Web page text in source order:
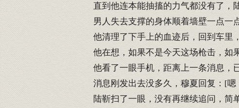
直到他连本能抽搐的力气都没有了，
男人失去支撑的身体顺着墙壁一点一
他清理了下手上的血迹后，回到车里
他在想，如果不是今天这场枪击，如
他看了一眼手机，距离上一条消息，
消息刚发出去没多久，穆夏回复：[嗯
陆靳扫了一眼，没有再继续追问，简